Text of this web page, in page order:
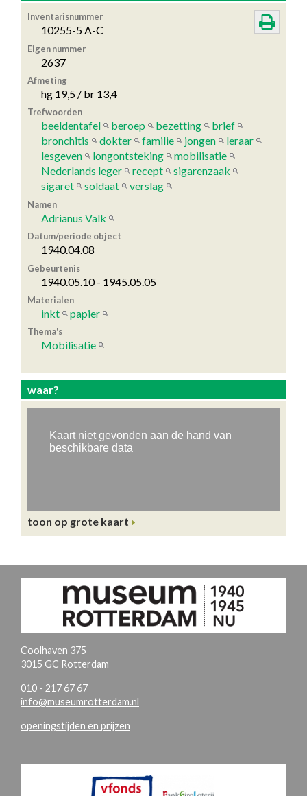
Inventarisnummer
10255-5 A-C
Eigen nummer
2637
Afmeting
hg 19,5 / br 13,4
Trefwoorden
beeldentafel beroep bezetting
brief
bronchitis
dokter familie jongen
leraar
lesgeven
longontsteking
mobilisatie
Nederlands leger
recept
sigarenzaak
sigaret
soldaat verslag
Namen
Adrianus Valk
Datum/periode object
1940.04.08
Gebeurtenis
1940.05.10 - 1945.05.05
Materialen
inkt papier
Thema's
Mobilisatie
waar?
toon op grote kaart
Coolhaven 375
3015 GC Rotterdam
010 - 217 67 67
info@museumrotterdam.nl
openingstijden en prijzen